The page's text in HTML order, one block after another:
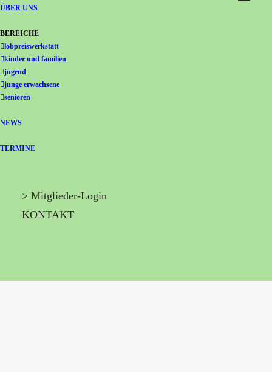
Gemeinschaft Immanuel
ÜBER UNS
BEREICHE
lobpreiswerkstatt
kinder und familien
jugend
junge erwachsene
senioren
NEWS
TERMINE
> Mitglieder-Login
KONTAKT